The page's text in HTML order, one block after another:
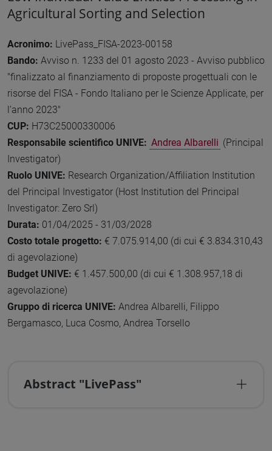
Agricultural Sorting and Selection
Acronimo: LivePass_FISA-2023-00158
Bando: Avviso n. 1233 del 01 agosto 2023 - Avviso pubblico
"finalizzato al finanziamento di proposte progettuali con le
risorse del FISA - Fondo Italiano per le Scienze Applicate, per
l’anno 2023"
CUP: H73C25000330006
Responsabile scientifico UNIVE: Andrea Albarelli (Principal
Investigator)
Ruolo UNIVE: Research Organization/Affiliation Institution
del Principal Investigator (Host Institution del Principal
Investigator: Zero Srl)
Durata: 01/04/2025 - 31/03/2028
Costo totale progetto: € 7.075.914,00 (di cui € 3.834.310,43
di agevolazione)
Budget UNIVE: € 1.457.500,00 (di cui € 1.308.957,18 di
agevolazione)
Gruppo di ricerca UNIVE: Andrea Albarelli, Filippo
Bergamasco, Luca Cosmo, Andrea Torsello
Abstract "LivePass"